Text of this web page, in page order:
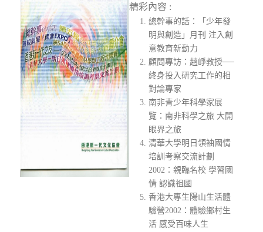
精彩內容 :
總幹事的話：「少年發
明與創造」月刊 注入創
意教育新動力
顧問專訪：趙崢教授──
終身投入研究工作的相
對論專家
南非青少年科學家展
覽：南非科學之旅 大開
眼界之旅
清華大學明日領袖國情
培訓考察交流計劃
2002：親臨名校 學習國
情 認識祖國
香港大專生陽山生活體
驗營2002：體驗鄉村生
活 感受百味人生